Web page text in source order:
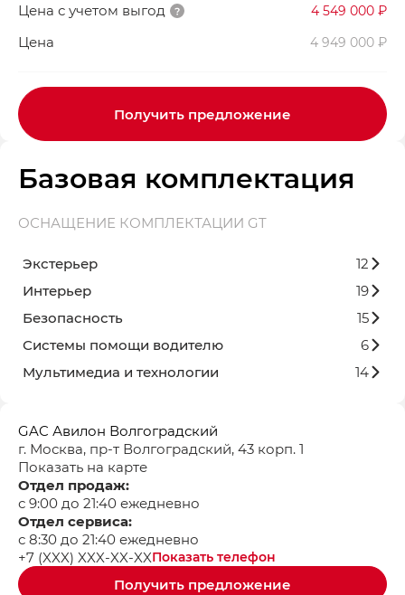
Цена с учетом выгод 4 549 000 ₽
Цена 4 949 000 ₽
Получить предложение
Базовая комплектация
ОСНАЩЕНИЕ КОМПЛЕКТАЦИИ GT
Экстерьер
12
Интерьер
19
Безопасность
15
Системы помощи водителю
6
Мультимедиа и технологии
14
GAC Авилон Волгоградский
г. Москва, пр-т Волгоградский, 43 корп. 1
Показать на карте
Отдел продаж:
с 9:00 до 21:40 ежедневно
Отдел сервиса:
с 8:30 до 21:40 ежедневно
Показать телефон
+7 (XXX) XXX-XX-XX
Получить предложение